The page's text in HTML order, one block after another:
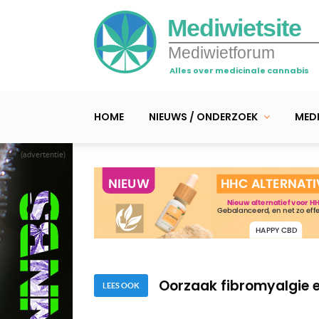
(advertentie)
Mediwietsite
Mediwietforum
Alles over medicinale cannabis
HOME NIEUWS / ONDERZOEK
LEES OOK
Video – Waarom het
Onderzoek: 80%
Video – Waarom het